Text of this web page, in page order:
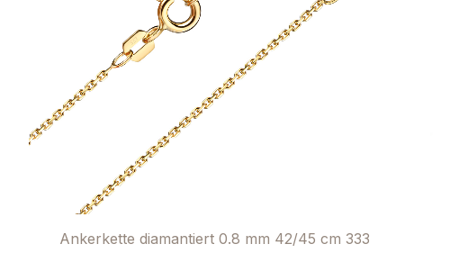
Ankerkette diamantiert 0.8 mm 42/45 cm 333